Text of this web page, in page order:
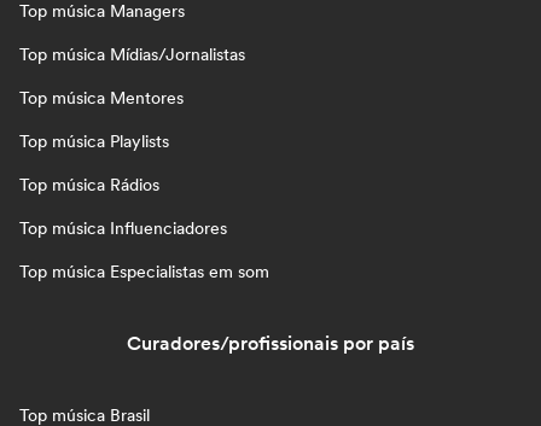
Top música Managers
Top música Mídias/Jornalistas
Top música Mentores
Top música Playlists
Top música Rádios
Top música Influenciadores
Top música Especialistas em som
Curadores/profissionais por país
Top música Brasil